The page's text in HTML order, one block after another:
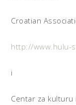
Croatian
http://www.hulu-
i
Centar za